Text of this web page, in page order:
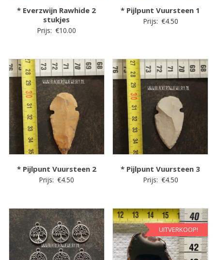
* Everzwijn Rawhide 2
stukjes
Prijs: €10.00
* Pijlpunt Vuursteen 1
Prijs: €4.50
* Pijlpunt Vuursteen 2
Prijs: €4.50
* Pijlpunt Vuursteen 3
Prijs: €4.50
UITVERKOOP!